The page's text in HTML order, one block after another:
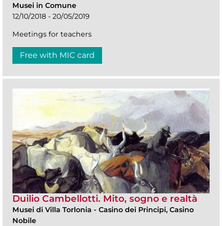
Musei in Comune
12/10/2018 - 20/05/2019
Meetings for teachers
Free with MIC card
Duilio Cambellotti. Mito, sogno e realtà
Musei di Villa Torlonia - Casino dei Principi, Casino
Nobile